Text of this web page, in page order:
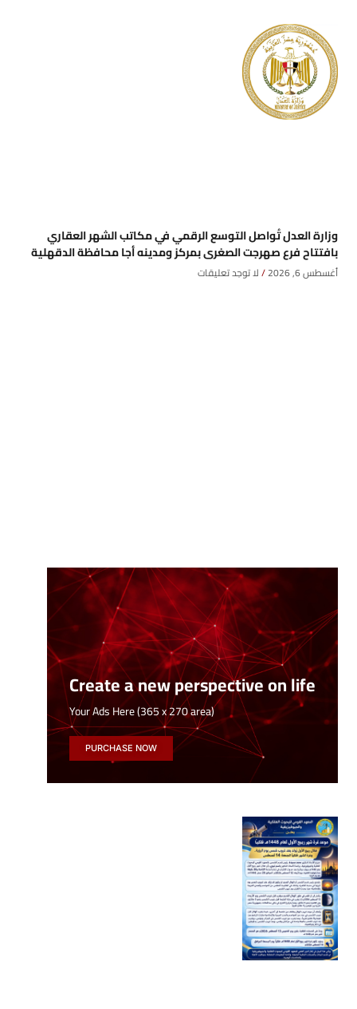
وزارة العدل تُواصل التوسع الرقمي في مكاتب الشهر العقاري
بافتتاح فرع صهرجت الصغرى بمركز ومدينه أجا محافظة الدقهلية
أغسطس 6, 2026 لا توجد تعليقات
Create a new perspective on life
Your Ads Here (365 x 270 area)
PURCHASE NOW